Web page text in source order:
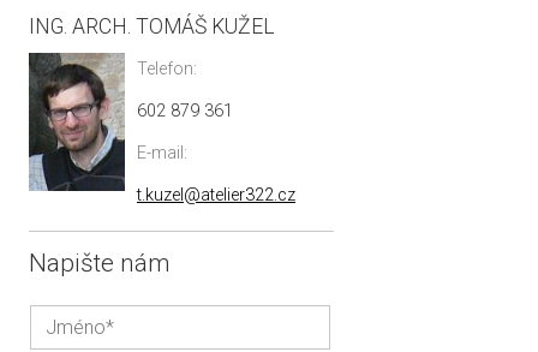
ING. ARCH. TOMÁŠ KUŽEL
Telefon:
602 879 361
E-mail:
t.kuzel@atelier322.cz
Napište nám